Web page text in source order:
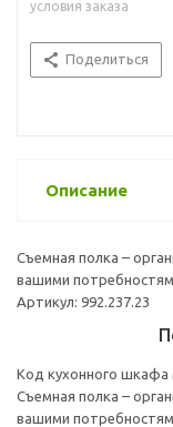
условия заказа
Поделиться
Описание
Съемная полка –
вашими
Артикул: 992.237.23
Код кухонного шкафа
Съемная полка –
вашими